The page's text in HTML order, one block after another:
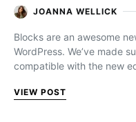
JOANNA WELLICK
Blocks are an awesome
WordPress. We’ve made
compatible with the new
VIEW POST